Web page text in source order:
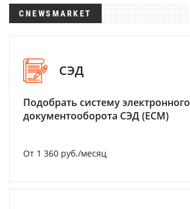
CNEWSMARKET
СЭД
Подобрать систему электронного
документооборота СЭД (ECM)
От 1 360 руб./месяц